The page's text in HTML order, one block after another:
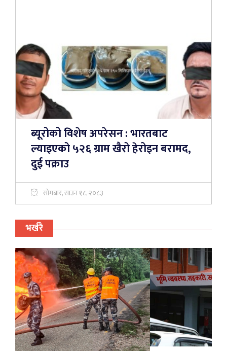
ब्यूरोको विशेष अपरेसन : भारतबाट
ल्याइएको ५२६ ग्राम खैरो हेरोइन बरामद,
दुई पक्राउ
सोमबार, साउन १८, २०८३
भर्खरै